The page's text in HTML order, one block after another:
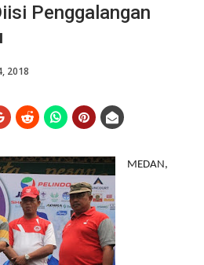
Penggalangan
2018
MEDAN,